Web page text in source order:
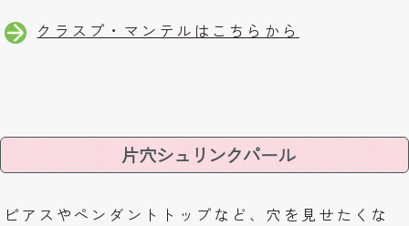
クラスプ・マンテルはこちらから
片穴シュリンクパール
ピアスやペンダントトップなど、穴を見せたくな